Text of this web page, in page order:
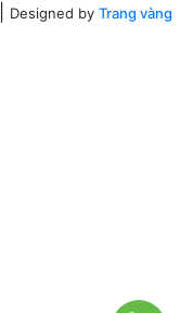
Designed by Trang vàng